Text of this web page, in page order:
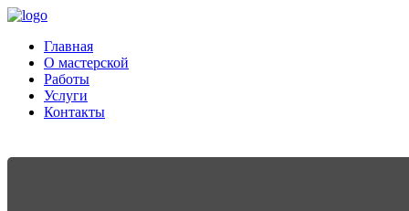
Главная
О мастерской
Работы
Услуги
Контакты